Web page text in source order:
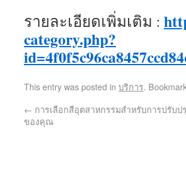
รายละเอียดเพิ่มเติม :
category.php?
This entry was posted in บริการ.
← การเลือกสีอุตสาหกรรมสำหรับการปรับป
ของคุณ